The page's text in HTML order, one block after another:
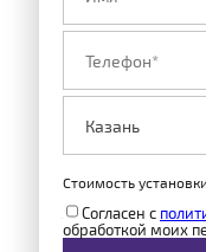
Стоимость
Согласен с
обработкой моих